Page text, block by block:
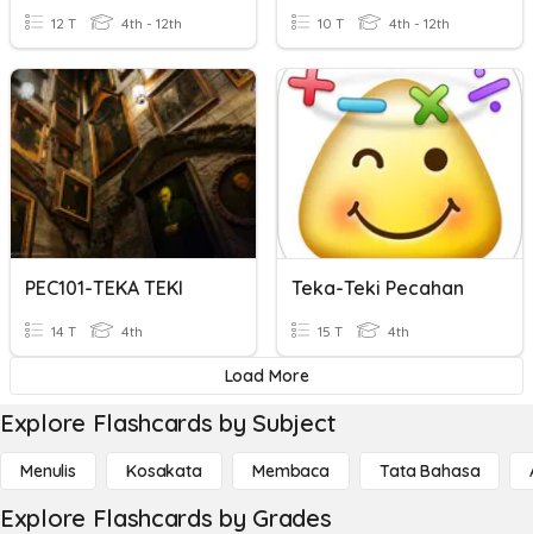
12 T 4th - 12th 10 T 4th - 12th
PEC101-TEKA TEKI
14 T 4th
Teka-Teki Pecahan
15 T 4th
Load More
Explore Flashcards by Subject
Menulis Kosakata Membaca Tata Bahasa
Explore Flashcards by Grades